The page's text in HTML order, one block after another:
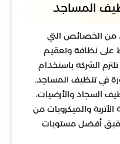
المساجد
من الخصائص التي
على نظافة وتعقيم
تلتزم الشركة باستخدام
في تنظيف المساجد.
السجاد والأرضيات،
الأتربة والميكروبات من
أفضل مستويات